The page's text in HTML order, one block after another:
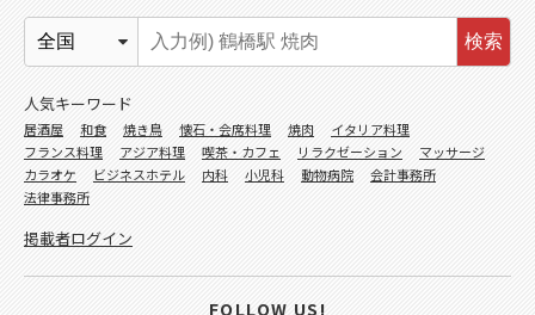
検索
人気キーワード
居酒屋 和食 焼き鳥 懐石・会席料理 焼肉
イタリア料理
フランス料理
アジア料理 喫茶・カフェ リラクゼーション
マッサージ
カラオケ
ビジネスホテル 内科 小児科 動物病院
会計事務所
法律事務所
掲載者ログイン
FOLLOW US!